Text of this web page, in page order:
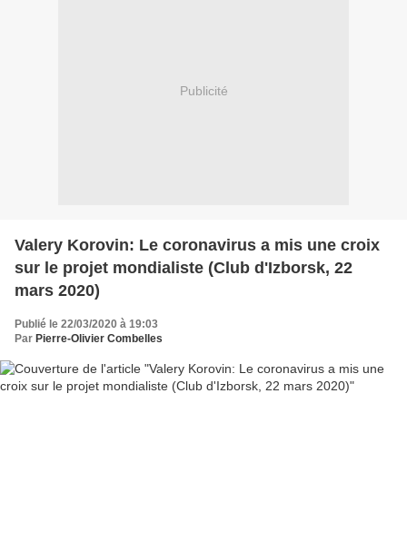
Publicité
Valery Korovin: Le coronavirus a mis une croix
sur le projet mondialiste (Club d'Izborsk, 22
mars 2020)
Publié le 22/03/2020 à 19:03
Par Pierre-Olivier Combelles